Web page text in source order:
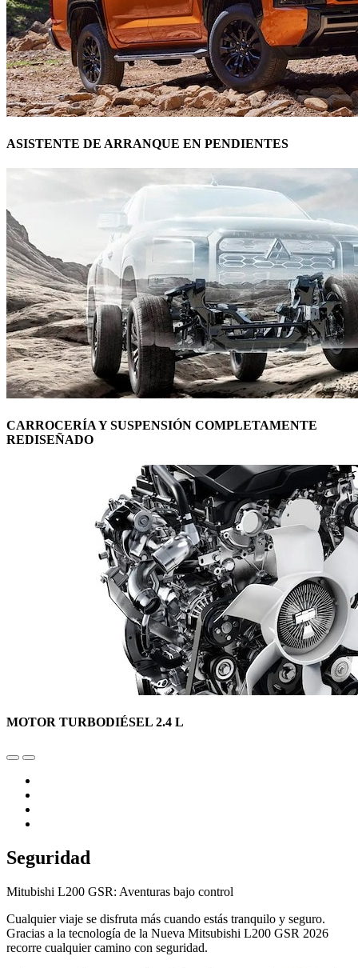
ASISTENTE DE ARRANQUE EN PENDIENTES
CARROCERÍA Y SUSPENSIÓN COMPLETAMENTE
REDISEÑADO
MOTOR TURBODIÉSEL 2.4 L
Seguridad
Mitubishi L200 GSR: Aventuras bajo control
Cualquier viaje se disfruta más cuando estás tranquilo y seguro.
Gracias a la tecnología de la Nueva Mitsubishi L200 GSR 2026
recorre cualquier camino con seguridad.